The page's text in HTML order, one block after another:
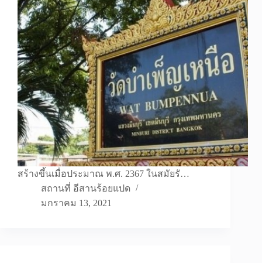
สร้างขึ้นเมื่อประมาณ พ.ศ. 2367 ในสมัยรั…
สถานที่ อีสานร้อยแปด
มกราคม 13, 2021